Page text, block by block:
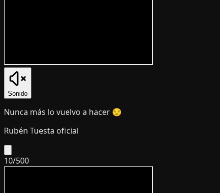
Sonido
Nunca más lo vuelvo a hacer 😒
Rubén Tuesta oficial
10/500